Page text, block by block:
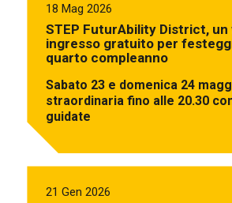
18 Mag 2026
STEP FuturAbility District, un
ingresso gratuito per
quarto compleanno
Sabato 23 e domenica 24
straordinaria fino alle 20.30
guidate
21 Gen 2026